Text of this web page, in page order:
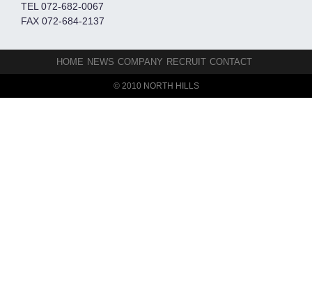
TEL 072-682-0067
FAX 072-684-2137
HOME NEWS COMPANY RECRUIT CONTACT
© 2010 NORTH HILLS